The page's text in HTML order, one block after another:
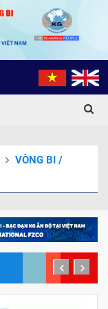
VÒNG BI /
prev next